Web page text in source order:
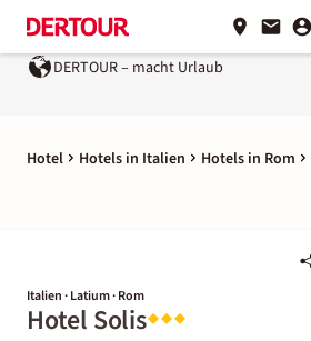
DERTOUR – macht Urlaub
Hotel Hotels in Italien Hotels in Rom
Italien · Latium · Rom
Hotel Solis